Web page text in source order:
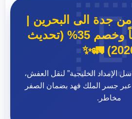
جدة الى البحرين |
خبرة 30 عاماً وخصم 35% (تحديث
2026)
الإمداد الخليجية” لنقل العفش،
عبر جسر الملك فهد بضمان الصفر
مخاطر.